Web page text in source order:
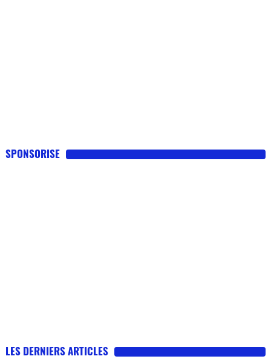
SPONSORISE
LES DERNIERS ARTICLES